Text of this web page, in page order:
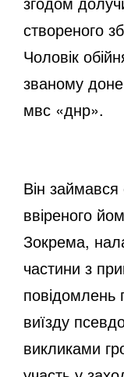
створеного
Чоловік
званому
мвс «днр».
Він займався
ввіреного
Зокрема,
частини з
повідомлень
виїзду
викликами